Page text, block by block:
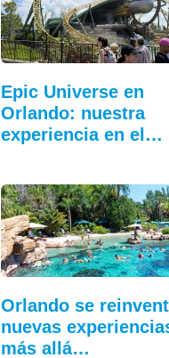
Epic Universe en
Orlando: nuestra
experiencia en el…
Orlando se
nuevas
más allá…